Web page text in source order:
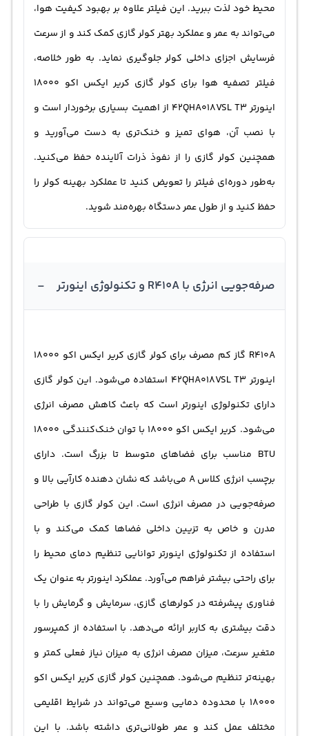
محیط خود لذت ببرید. این فیلتر علاوه بر بهبود کیفیت هوا،
می‌تواند به عمر و عملکرد بهتر کولر گازی کمک کند و از سرعت
فرسایش اجزای داخلی کولر جلوگیری نماید. به طور خلاصه،
فیلتر تصفیه هوا برای کولر گازی کریر ایکس اکو 18000
اینورتر 42QHA018VSL T3 از اهمیت بسیاری برخوردار است و
با نصب آن، هوای تمیز و خنک‌تری به دست می‌آورید و
همچنین کولر گازی را از نفوذ ذرات آلاینده حفظ می‌کنید.
به‌طور دوره‌ای فیلتر را تعویض کنید تا عملکرد بهینه کولر را
حفظ کنید و از طول عمر دستگاه بهره‌مند شوید.
صرفه‌جویی انرژی با R410A و تکنولوژی اینورتر -
R410A گاز کم مصرف برای کولر گازی کریر ایکس اکو 18000
اینورتر 42QHA018VSL T3 استفاده می‌شود. این کولر گازی
دارای تکنولوژی اینورتر است که باعث کاهش مصرف انرژی
می‌شود. کریر ایکس اکو 18000 با توان خنک‌کنندگی 18000
BTU مناسب برای فضاهای متوسط تا بزرگ است. دارای
برچسب انرژی کلاس A می‌باشد که نشان دهنده کارآیی بالا و
صرفه‌جویی در مصرف انرژی است. این کولر گازی با طراحی
مدرن و خاص به تزیین داخلی فضاها کمک می‌کند و با
استفاده از تکنولوژی اینورتر توانایی تنظیم دمای محیط را
برای راحتی بیشتر فراهم می‌آورد. عملکرد اینورتر به عنوان یک
فناوری پیشرفته در کولرهای گازی، سرمایش و گرمایش را با
دقت بیشتری به کاربر ارائه می‌دهد. با استفاده از کمپرسور
متغیر سرعت، میزان مصرف انرژی به میزان نیاز فعلی کمتر و
بهینه‌تر تنظیم می‌شود. همچنین کولر گازی کریر ایکس اکو
18000 با محدوده دمایی وسیع می‌تواند در شرایط اقلیمی
مختلف عمل کند و عمر طولانی‌تری داشته باشد. با این